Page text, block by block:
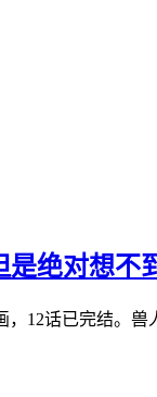
绝对想不
12话已完结。